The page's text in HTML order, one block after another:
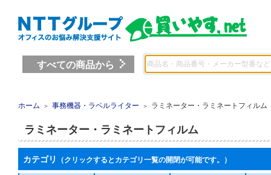
すべての商品から
ホーム ＞ 事務機器・ラベルライター ＞ ラミネーター・ラミネートフィルム
ラミネーター・ラミネートフィルム
カテゴリ （クリックするとカテゴリ一覧の開閉が可能です。）